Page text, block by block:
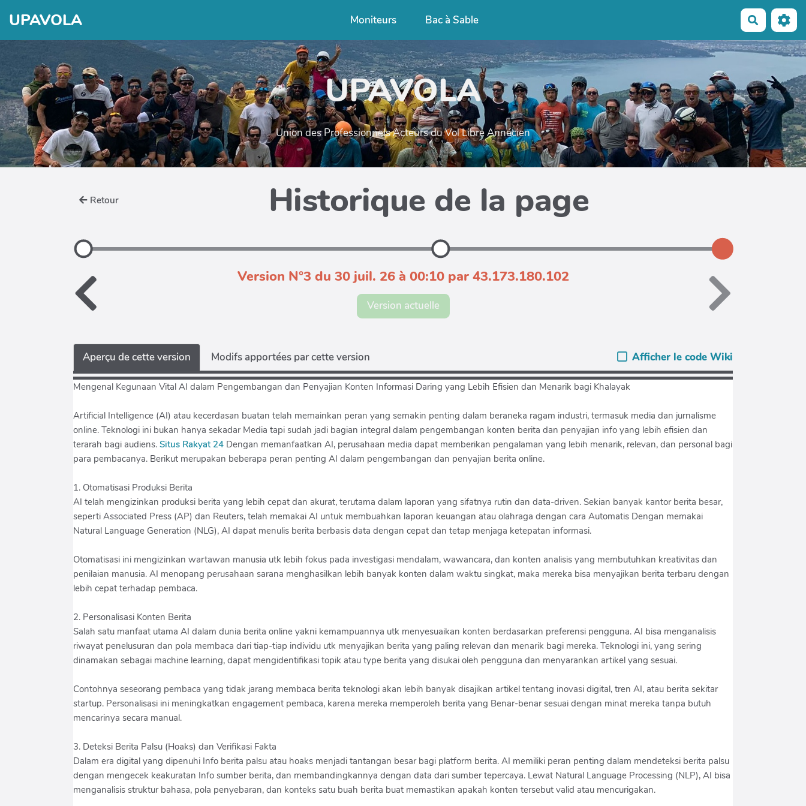
UPAVOLA Moniteurs Bac à Sable
UPAVOLA
Union des Professionnels Acteurs du Vol Libre Annécien
Retour Historique de la page
Version N°3 du 30 juil. 26 à 00:10 par 43.173.180.102
Version actuelle
Aperçu de cette version Modifs apportées par cette version Afficher le code Wiki